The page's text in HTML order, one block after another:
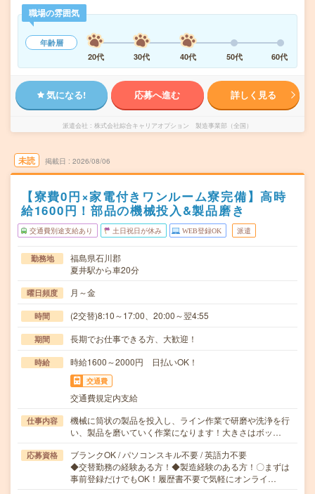
職場の雰囲気
年齢層
20代
30代 40代 50代 60代
気になる! 応募へ進む 詳しく見る
派遣会社 株式会社綜合キャリアオプション 製造事業部（全国）
未読 掲載日 2026/08/06
【寮費0円×家電付きワンルーム寮完備】高時
給1600円！部品の機械投入&製品磨き
交通費別途支給あり 土日祝日が休み WEB登録OK 派遣
勤務地
福島県石川郡
夏井駅から車20分
曜日頻度 月～金
時間 (2交替)8:10～17:00、20:00～翌4:55
期間 長期でお仕事できる方、大歓迎！
時給 時給1600～2000円 日払いOK！
交通費
交通費規定内支給
仕事内容
機械に筒状の製品を投入し、ライン作業で研磨や洗浄を行
い、製品を磨いていく作業になります！大きさはボッ…
応募資格
ブランクOK / パソコンスキル不要 / 英語力不要
◆交替勤務の経験ある方！◆製造経験のある方！〇まずは
事前登録だけでもOK！履歴書不要で気軽にオンライ…